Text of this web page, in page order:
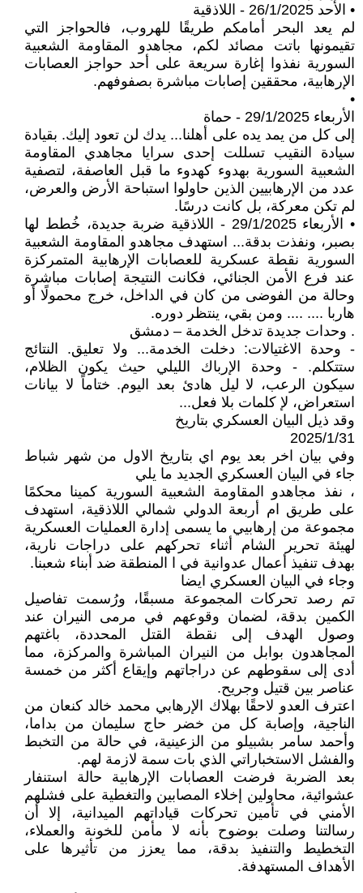
• الأحد 26/1/2025 - اللاذقية
لم يعد البحر أمامكم طريقًا للهروب، فالحواجز التي
تقيمونها باتت مصائد لكم، مجاهدو المقاومة الشعبية
السورية نفذوا إغارة سريعة على أحد حواجز العصابات
الإرهابية، محققين إصابات مباشرة بصفوفهم.
•
الأربعاء 29/1/2025 - حماة
إلى كل من يمد يده على أهلنا... يدك لن تعود إليك. بقيادة
سيادة النقيب تسللت إحدى سرايا مجاهدي المقاومة
الشعبية السورية بهدوء كهدوء ما قبل العاصفة، لتصفية
عدد من الإرهابيين الذين حاولوا استباحة الأرض والعرض،
لم تكن معركة، بل كانت درسًا.
• الأربعاء 29/1/2025 - اللاذقية ضربة جديدة، خُطط لها
بصبر، ونفذت بدقة... استهدف مجاهدو المقاومة الشعبية
السورية نقطة عسكرية للعصابات الإرهابية المتمركزة
عند فرع الأمن الجنائي، فكانت النتيجة إصابات مباشرة
وحالة من الفوضى من كان في الداخل، خرج محمولًا أو
هاربا .... .... ومن بقي، ينتظر دوره.
. وحدات جديدة تدخل الخدمة – دمشق
- وحدة الاغتيالات: دخلت الخدمة... ولا تعليق. النتائج
ستتكلم. - وحدة الإرباك الليلي حيث يكون الظلام،
سيكون الرعب، لا ليل هادئ بعد اليوم. ختاماً لا بيانات
استعراض، لإ كلمات بلا فعل...
وقد ذيل البيان العسكري بتاريخ
2025/1/31
وفي بيان اخر بعد يوم اي بتاريخ الاول من شهر شباط
جاء في البيان العسكري الجديد ما يلي
، نفذ مجاهدو المقاومة الشعبية السورية كمينا محكمًا
على طريق ام أربعة الدولي شمالي اللاذقية، استهدف
مجموعة من إرهابيي ما يسمى إدارة العمليات العسكرية
لهيئة تحرير الشام أثناء تحركهم على دراجات نارية،
بهدف تنفيذ أعمال عدوانية في ا المنطقة ضد أبناء شعبنا.
وجاء في البيان العسكري ايضا
تم رصد تحركات المجموعة مسبقًا، ورُسمت تفاصيل
الكمين بدقة، لضمان وقوعهم في مرمى النيران عند
وصول الهدف إلى نقطة القتل المحددة، باغتهم
المجاهدون بوابل من النيران المباشرة والمركزة، مما
أدى إلى سقوطهم عن دراجاتهم وإيقاع أكثر من خمسة
عناصر بين قتيل وجريح.
اعترف العدو لاحقًا بهلاك الإرهابي محمد خالد كنعان من
الناجية، وإصابة كل من خضر حاج سليمان من بداما،
وأحمد سامر بشبيلو من الزعينية، في حالة من التخبط
والفشل الاستخباراتي الذي بات سمة لازمة لهم.
بعد الضربة فرضت العصابات الإرهابية حالة استنفار
عشوائية، محاولين إخلاء المصابين والتغطية على فشلهم
الأمني في تأمين تحركات قياداتهم الميدانية، إلا أن
رسالتنا وصلت بوضوح بأنه لا مأمن للخونة والعملاء،
التخطيط والتنفيذ بدقة، مما يعزز من تأثيرها على
الأهداف المستهدفة.